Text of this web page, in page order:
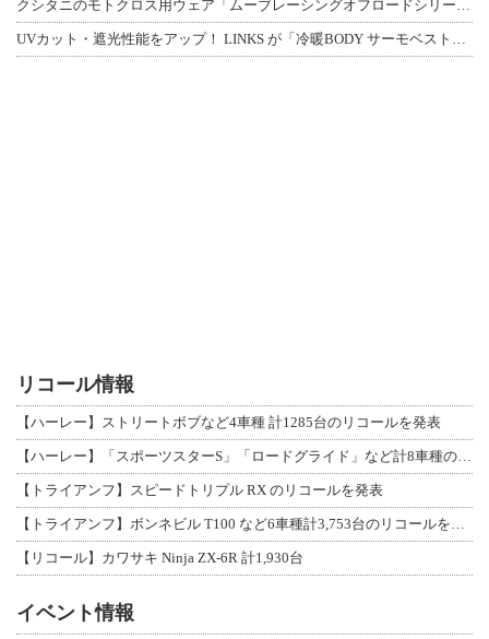
リコール情報
【ハーレー】ストリートボブなど4車種 計1285台のリコールを発表
【トライアンフ】スピードトリプル RX のリコールを発表
【リコール】カワサキ Ninja ZX-6R 計1,930台
イベント情報